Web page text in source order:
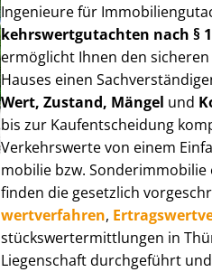
Ingenieure für
kehrs­wert­gut­ach­ten nach §
ermöglicht Ihnen den
Hauses einen
Wert, Zustand, Mängel und
bis zur Kauf­ent­schei­dung
Verkehrswerte von einem
mo­bi­lie bzw.
finden die gesetzlich
wert­ver­fah­ren,
stücks­wert­ermitt­lun­gen in
Liegenschaft durchgeführt